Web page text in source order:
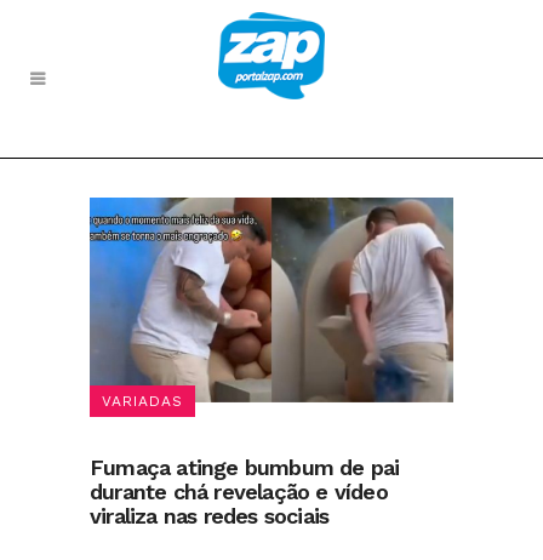
VARIADAS
Fumaça atinge bumbum de pai
durante chá revelação e vídeo
viraliza nas redes sociais